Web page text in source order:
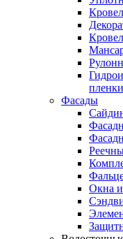
пленки
Фасады
Окна